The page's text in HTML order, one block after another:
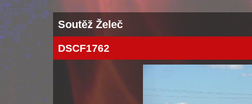
Soutěž Želeč
DSCF1762